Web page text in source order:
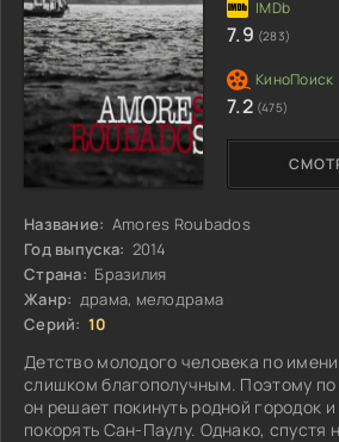
Название: Amores Roubados
Год выпуска: 2014
Страна: Бразилия
Жанр: драма, мелодрама
Серий: 10
Детство молодого человека по
слишком благополучным. Поэтому
он решает покинуть родной городок
покорять Сан-Паулу. Однако, спустя
7.9 (283)
7.2 (475)